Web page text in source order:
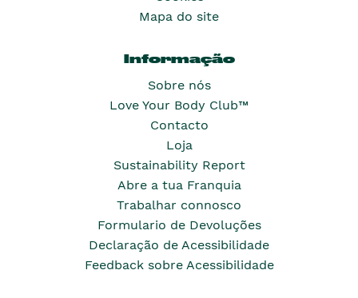
Mapa do site
Informação
Sobre nós
Love Your Body Club™
Contacto
Loja
Sustainability Report
Abre a tua Franquia
Trabalhar connosco
Formulario de Devoluções
Declaração de Acessibilidade
Feedback sobre Acessibilidade